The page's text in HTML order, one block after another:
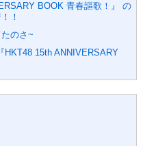
BOOK 青春謳歌！』 の
！
のさ~
HKT48 15th ANNIVERSARY